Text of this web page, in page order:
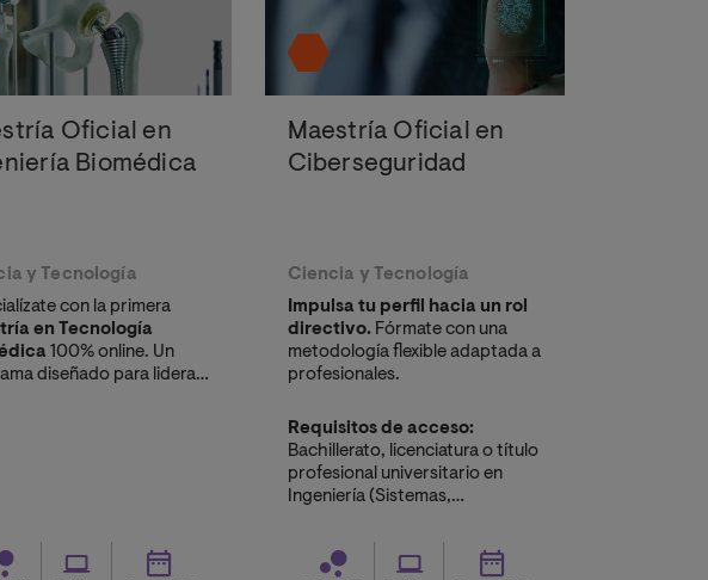
Oficial en
Biomédica
y Tecnología
con la primera
en Tecnología
100% online. Un
diseñado para liderar
Maestría Oficial en
Ciberseguridad
Ciencia y Tecnología
Impulsa tu perfil hacia un rol
directivo. Fórmate con una
metodología flexible adaptada a
profesionales.
Requisitos de acceso:
Bachillerato, licenciatura o título
profesional universitario en
Ingeniería (Sistemas,
Telecomunicaciones) o Ciencias
de la Computación.